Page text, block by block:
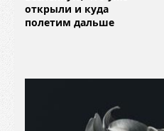
открыли и куда
полетим дальше